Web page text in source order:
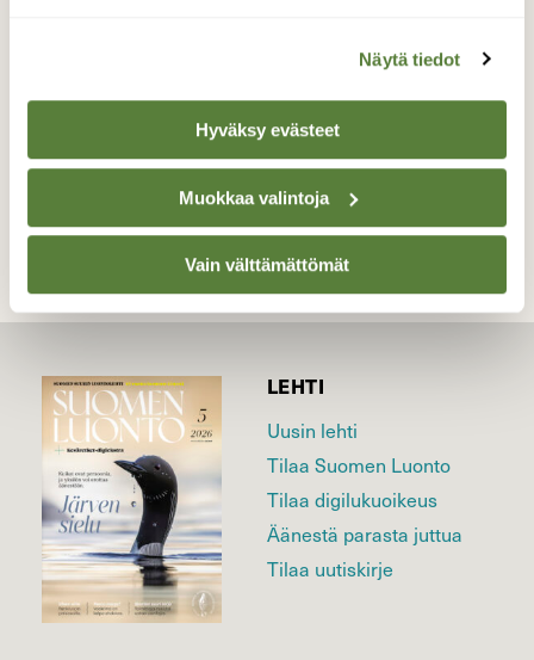
Näytä tiedot
Hyväksy evästeet
Muokkaa valintoja
Vain välttämättömät
Valokuvaaja: Seppo Tolin, Oulunkylä 07.04.2023
TAKAISIN LISTAAN
LEHTI
Uusin lehti
Tilaa Suomen Luonto
Tilaa digilukuoikeus
Äänestä parasta juttua
Tilaa uutiskirje